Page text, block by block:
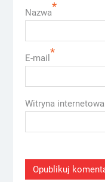
Nazwa*
E-mail *
Witryna internetowa